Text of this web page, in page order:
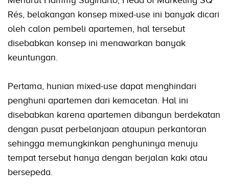
Rés, belakangan konsep mixed-use ini banyak dicari
oleh calon pembeli apartemen, hal tersebut
disebabkan konsep ini menawarkan banyak
keuntungan.
Pertama, hunian mixed-use dapat menghindari
penghuni apartemen dari kemacetan. Hal ini
disebabkan karena apartemen dibangun berdekatan
dengan pusat perbelanjaan ataupun perkantoran
sehingga memungkinkan penghuninya menuju
tempat tersebut hanya dengan berjalan kaki atau
bersepeda.